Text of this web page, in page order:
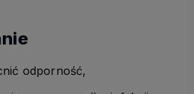
odporność,